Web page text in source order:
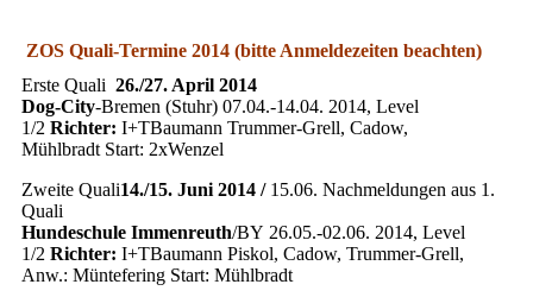
ZOS Quali-Termine 2014 (bitte Anmeldezeiten beachten)
Erste Quali 26./27. April 2014
Dog-City-Bremen (Stuhr) 07.04.-14.04. 2014, Level
1/2 Richter: I+TBaumann Trummer-Grell, Cadow,
Mühlbradt Start: 2xWenzel
Zweite Quali14./15. Juni 2014 / 15.06. Nachmeldungen aus 1.
Quali
Hundeschule Immenreuth/BY 26.05.-02.06. 2014, Level
1/2 Richter: I+TBaumann Piskol, Cadow, Trummer-Grell,
Anw.: Müntefering Start: Mühlbradt